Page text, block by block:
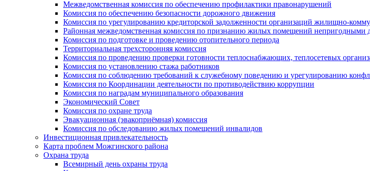
Межведомственная комиссия по обеспечению профилактики правонарушений
Комиссия по обеспечению безопасности дорожного движения
Комиссия по урегулированию кредиторской задолженности организаций жилищно-
Районная межведомственная комиссия по признанию жилых помещений непригодными
Комиссия по подготовке и проведению отопительного периода
Территориальная трехсторонняя комиссия
Комиссия по проведению проверки готовности теплоснабжающих, теплосетевых
Комиссия по установлению стажа работников
Комиссия по соблюдению требований к служебному поведению и урегулированию
Комиссия по Координации деятельности по противодействию коррупции
Комиссия по наградам муниципального образования
Экономический Совет
Комиссия по охране труда
Эвакуационная (эвакоприёмная) комиссия
Комиссия по обследованию жилых помещений инвалидов
Инвестиционная привлекательность
Карта проблем Можгинского района
Охрана труда
Всемирный день охраны труда